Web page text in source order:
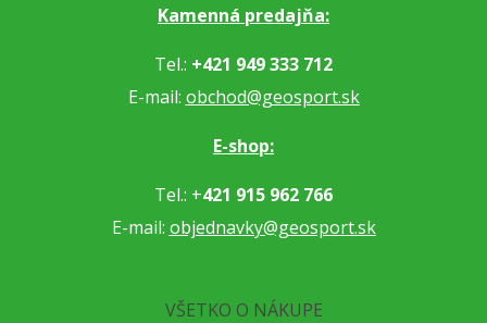
Kamenná predajňa:
Tel.: +421 949 333 712
E-mail: obchod@geosport.sk
E-shop:
Tel.: +421 915 962 766
E-mail: objednavky@geosport.sk
VŠETKO O NÁKUPE